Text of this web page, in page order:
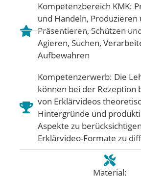
Kompetenzbereich KMK:
und Handeln, Produzieren
Präsentieren,Schützen
Agieren, Suchen,
Aufbewahren
Kompetenzerwerb: Die
können bei der Rezeption
von Erklärvideos
Hintergründe und
Aspekte zu
Erklärvideo-Formate zu
Material: